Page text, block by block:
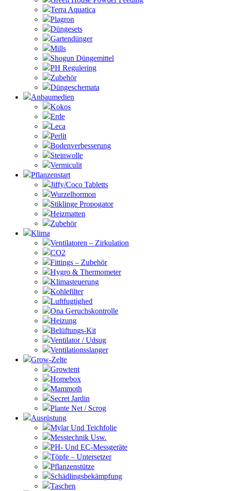
Terra Aquatica
Plagron
Düngesets
Gartendünger
Mills
Shogun Düngemittel
PH Regulering
Zubehör
Düngeschemata
Anbaumedien
Kokos
Erde
Leca
Perlit
Bodenverbesserung
Steinwolle
Vermiculit
Pflanzenstart
Jiffy/Coco Tabletts
Wurzelhormon
Stiklinge Propogator
Heizmatten
Zubehör
Klima
Ventilatoren – Zirkulation
CO2
Fittings – Zubehör
Hygro & Thermometer
Klimasteuerung
Kohlefilter
Luftfugtighed
Ona Geruchskontrolle
Heizung
Belüftungs-Kit
Ventilator / Udsug
Ventilationsslanger
Grow-Zelte
Growtent
Homebox
Mammoth
Secret Jardin
Plante Net / Scrog
Ausrüstung
Mylar Und Teichfolie
Messtechnik Usw.
PH- Und EC-Messgeräte
Töpfe – Untersetzer
Pflanzenstütze
Schädlingsbekämpfung
Taschen